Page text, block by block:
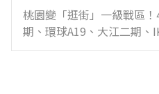
桃園變「逛街」一級戰區
期、環球A19、大江二期、